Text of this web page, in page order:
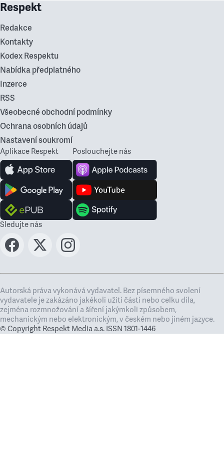
Respekt
Redakce
Kontakty
Kodex Respektu
Nabídka předplatného
Inzerce
RSS
Všeobecné obchodní podmínky
Ochrana osobních údajů
Nastavení soukromí
Aplikace Respekt Poslouchejte nás
Sledujte nás
Autorská práva vykonává vydavatel. Bez písemného svolení
vydavatele je zakázáno jakékoli užití částí nebo celku díla,
zejména rozmnožování a šíření jakýmkoli způsobem,
mechanickým nebo elektronickým, v českém nebo jiném jazyce.
© Copyright Respekt Media a.s. ISSN 1801-1446